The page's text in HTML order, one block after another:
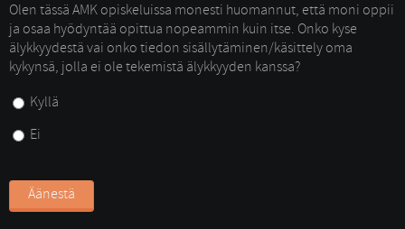
Olen tässä AMK opiskeluissa monesti huomannut, että moni oppii
ja osaa hyödyntää opittua nopeammin kuin itse. Onko kyse
älykkyydestä vai onko tiedon sisällytäminen/käsittely oma
kykynsä, jolla ei ole tekemistä älykkyyden kanssa?
Kyllä
Ei
Äänestä